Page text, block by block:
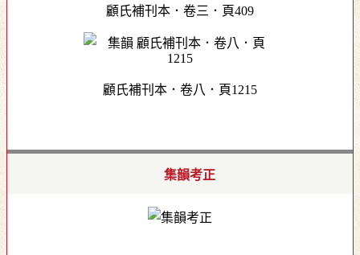
顧氏補刊本．卷三．頁409
顧氏補刊本．卷八．頁1215
集韻考正